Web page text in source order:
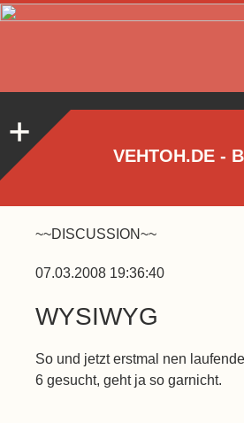
VEHTOH.DE -
~~DISCUSSION~~
07.03.2008 19:36:40
WYSIWYG
So und jetzt erstmal nen
6 gesucht, geht ja so garnicht.